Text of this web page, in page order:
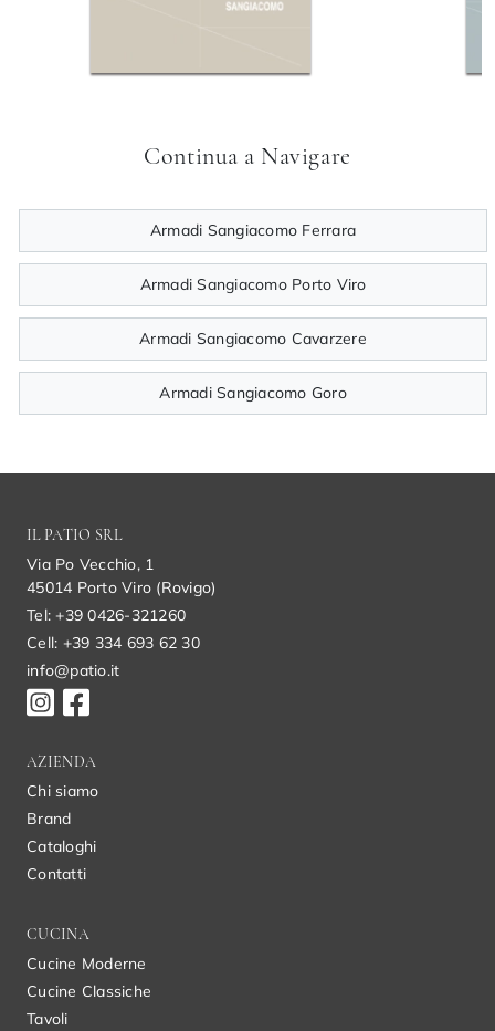
Continua a Navigare
Armadi Sangiacomo Ferrara
Armadi Sangiacomo Porto Viro
Armadi Sangiacomo Cavarzere
Armadi Sangiacomo Goro
IL PATIO SRL
Via Po Vecchio, 1
45014 Porto Viro (Rovigo)
Tel: +39 0426-321260
Cell: +39 334 693 62 30
info@patio.it
AZIENDA
Chi siamo
Brand
Cataloghi
Contatti
CUCINA
Cucine Moderne
Cucine Classiche
Tavoli